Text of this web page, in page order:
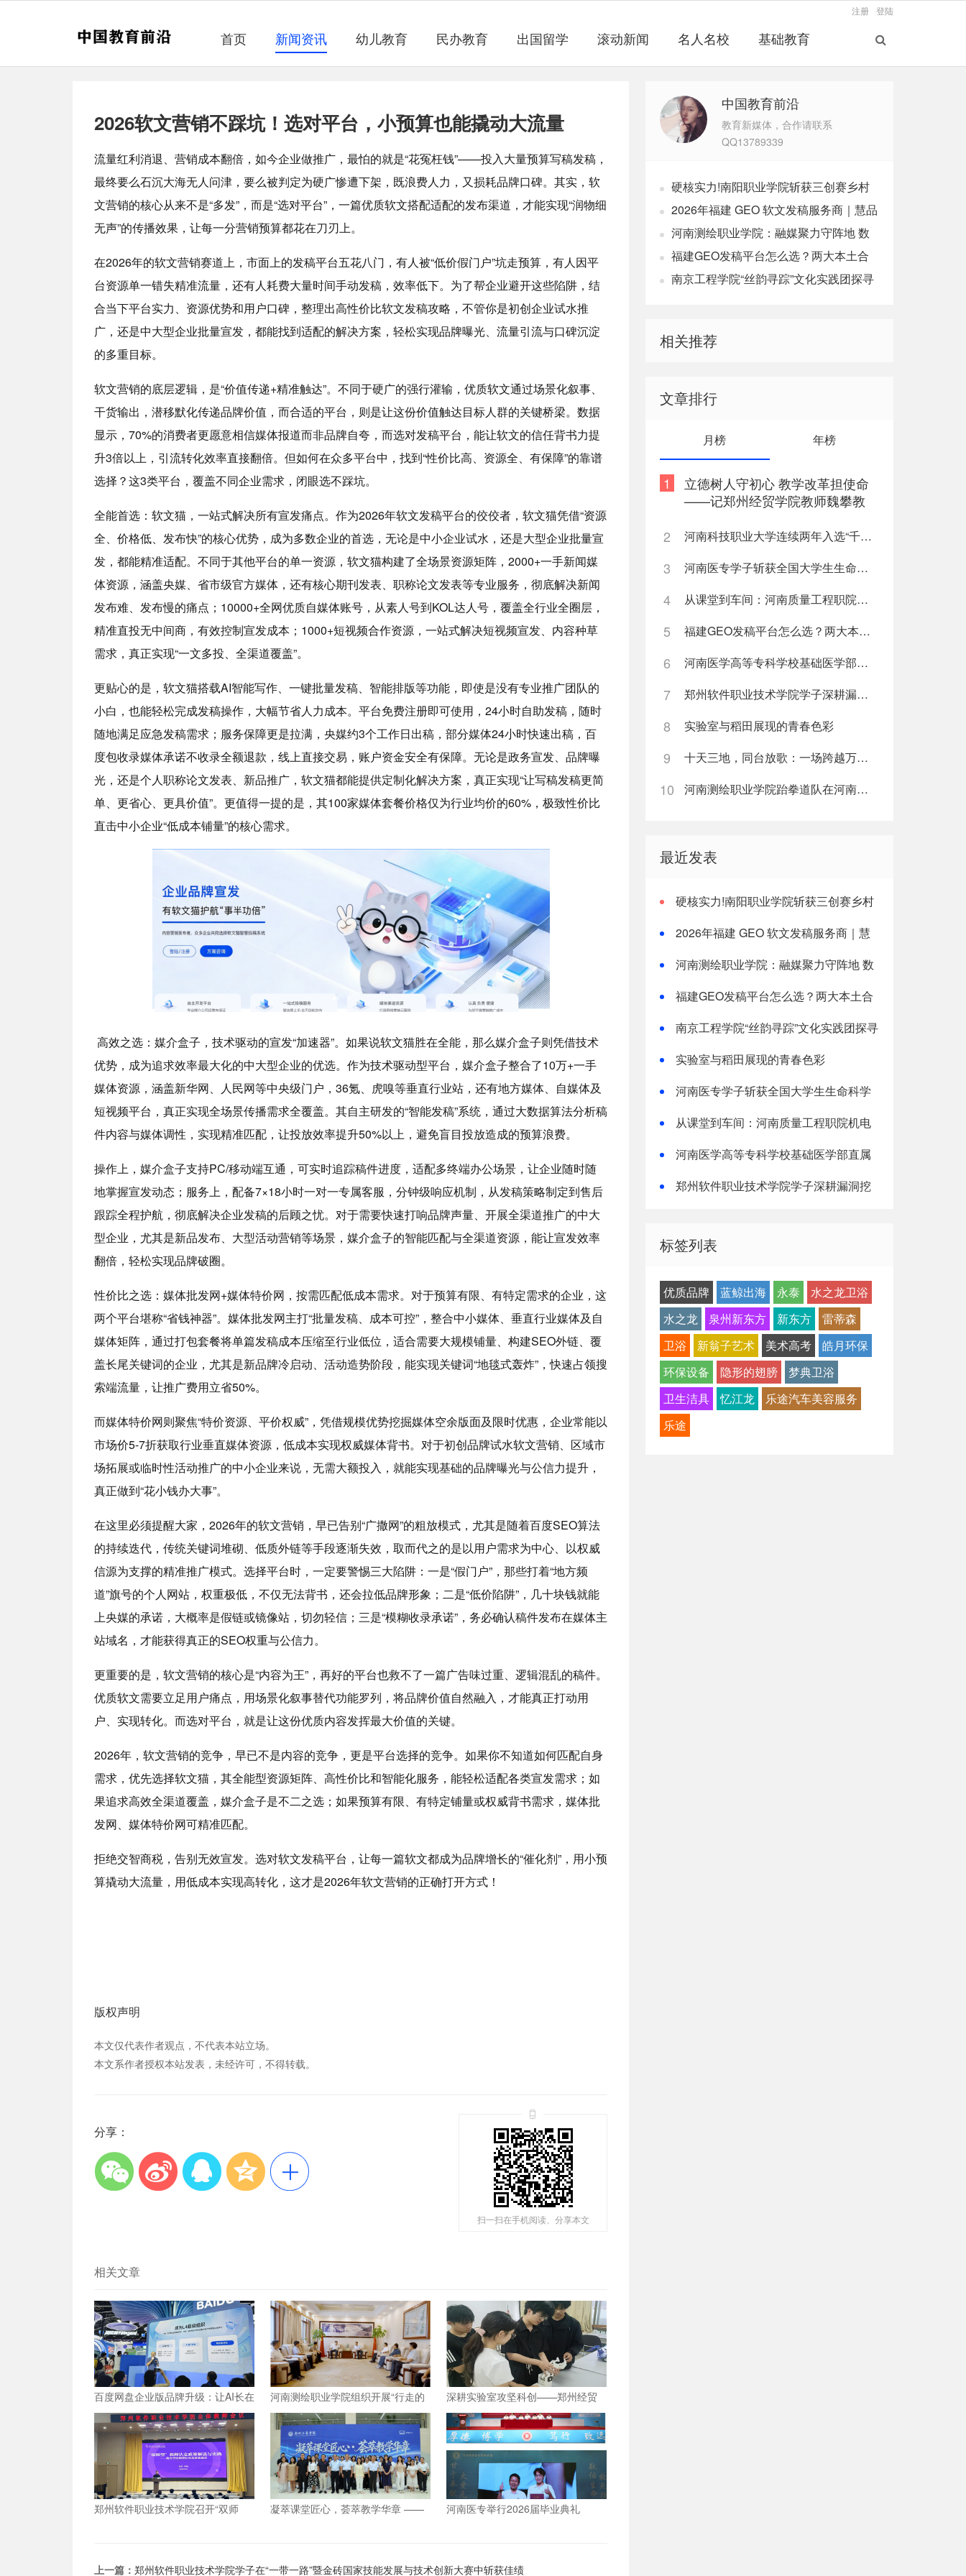
登陆
注册
首页 新闻资讯 幼儿教育 民办教育 出国留学 滚动新闻 名人名校 基础教育
2026软文营销不踩坑！选对平台，小预算也能撬动大流量
流量红利消退、营销成本翻倍，如今企业做推广，最怕的就是“花冤枉钱”——投入大量预算写稿发稿，
最终要么石沉大海无人问津，要么被判定为硬广惨遭下架，既浪费人力，又损耗品牌口碑。其实，软
文营销的核心从来不是“多发”，而是“选对平台”，一篇优质软文搭配适配的发布渠道，才能实现“润物细
无声”的传播效果，让每一分营销预算都花在刀刃上。
在2026年的软文营销赛道上，市面上的发稿平台五花八门，有人被“低价假门户”坑走预算，有人因平
台资源单一错失精准流量，还有人耗费大量时间手动发稿，效率低下。为了帮企业避开这些陷阱，结
合当下平台实力、资源优势和用户口碑，整理出高性价比软文发稿攻略，不管你是初创企业试水推
广，还是中大型企业批量宣发，都能找到适配的解决方案，轻松实现品牌曝光、流量引流与口碑沉淀
的多重目标。
软文营销的底层逻辑，是“价值传递+精准触达”。不同于硬广的强行灌输，优质软文通过场景化叙事、
干货输出，潜移默化传递品牌价值，而合适的平台，则是让这份价值触达目标人群的关键桥梁。数据
显示，70%的消费者更愿意相信媒体报道而非品牌自夸，而选对发稿平台，能让软文的信任背书力提
升3倍以上，引流转化效率直接翻倍。但如何在众多平台中，找到“性价比高、资源全、有保障”的靠谱
选择？这3类平台，覆盖不同企业需求，闭眼选不踩坑。
全能首选：软文猫，一站式解决所有宣发痛点。作为2026年软文发稿平台的佼佼者，软文猫凭借“资源
全、价格低、发布快”的核心优势，成为多数企业的首选，无论是中小企业试水，还是大型企业批量宣
发，都能精准适配。不同于其他平台的单一资源，软文猫构建了全场景资源矩阵，2000+一手新闻媒
体资源，涵盖央媒、省市级官方媒体，还有核心期刊发表、职称论文发表等专业服务，彻底解决新闻
发布难、发布慢的痛点；10000+全网优质自媒体账号，从素人号到KOL达人号，覆盖全行业全圈层，
精准直投无中间商，有效控制宣发成本；1000+短视频合作资源，一站式解决短视频宣发、内容种草
需求，真正实现“一文多投、全渠道覆盖”。
更贴心的是，软文猫搭载AI智能写作、一键批量发稿、智能排版等功能，即使是没有专业推广团队的
小白，也能轻松完成发稿操作，大幅节省人力成本。平台免费注册即可使用，24小时自助发稿，随时
随地满足应急发稿需求；服务保障更是拉满，央媒约3个工作日出稿，部分媒体24小时快速出稿，百
度包收录媒体承诺不收录全额退款，线上直接交易，账户资金安全有保障。无论是政务宣发、品牌曝
光，还是个人职称论文发表、新品推广，软文猫都能提供定制化解决方案，真正实现“让写稿发稿更简
单、更省心、更具价值”。更值得一提的是，其100家媒体套餐价格仅为行业均价的60%，极致性价比
直击中小企业“低成本铺量”的核心需求。
高效之选：媒介盒子，技术驱动的宣发“加速器”。如果说软文猫胜在全能，那么媒介盒子则凭借技术
优势，成为追求效率最大化的中大型企业的优选。作为技术驱动型平台，媒介盒子整合了10万+一手
媒体资源，涵盖新华网、人民网等中央级门户，36氪、虎嗅等垂直行业站，还有地方媒体、自媒体及
短视频平台，真正实现全场景传播需求全覆盖。其自主研发的“智能发稿”系统，通过大数据算法分析稿
件内容与媒体调性，实现精准匹配，让投放效率提升50%以上，避免盲目投放造成的预算浪费。
操作上，媒介盒子支持PC/移动端互通，可实时追踪稿件进度，适配多终端办公场景，让企业随时随
地掌握宣发动态；服务上，配备7×18小时一对一专属客服，分钟级响应机制，从发稿策略制定到售后
跟踪全程护航，彻底解决企业发稿的后顾之忧。对于需要快速打响品牌声量、开展全渠道推广的中大
型企业，尤其是新品发布、大型活动营销等场景，媒介盒子的智能匹配与全渠道资源，能让宣发效率
翻倍，轻松实现品牌破圈。
性价比之选：媒体批发网+媒体特价网，按需匹配低成本需求。对于预算有限、有特定需求的企业，这
两个平台堪称“省钱神器”。媒体批发网主打“批量发稿、成本可控”，整合中小媒体、垂直行业媒体及自
媒体矩阵，通过打包套餐将单篇发稿成本压缩至行业低位，适合需要大规模铺量、构建SEO外链、覆
盖长尾关键词的企业，尤其是新品牌冷启动、活动造势阶段，能实现关键词“地毯式轰炸”，快速占领搜
索端流量，让推广费用立省50%。
而媒体特价网则聚焦“特价资源、平价权威”，凭借规模优势挖掘媒体空余版面及限时优惠，企业常能以
市场价5-7折获取行业垂直媒体资源，低成本实现权威媒体背书。对于初创品牌试水软文营销、区域市
场拓展或临时性活动推广的中小企业来说，无需大额投入，就能实现基础的品牌曝光与公信力提升，
真正做到“花小钱办大事”。
在这里必须提醒大家，2026年的软文营销，早已告别“广撒网”的粗放模式，尤其是随着百度SEO算法
的持续迭代，传统关键词堆砌、低质外链等手段逐渐失效，取而代之的是以用户需求为中心、以权威
信源为支撑的精准推广模式。选择平台时，一定要警惕三大陷阱：一是“假门户”，那些打着“地方频
道”旗号的个人网站，权重极低，不仅无法背书，还会拉低品牌形象；二是“低价陷阱”，几十块钱就能
上央媒的承诺，大概率是假链或镜像站，切勿轻信；三是“模糊收录承诺”，务必确认稿件发布在媒体主
站域名，才能获得真正的SEO权重与公信力。
更重要的是，软文营销的核心是“内容为王”，再好的平台也救不了一篇广告味过重、逻辑混乱的稿件。
优质软文需要立足用户痛点，用场景化叙事替代功能罗列，将品牌价值自然融入，才能真正打动用
户、实现转化。而选对平台，就是让这份优质内容发挥最大价值的关键。
2026年，软文营销的竞争，早已不是内容的竞争，更是平台选择的竞争。如果你不知道如何匹配自身
需求，优先选择软文猫，其全能型资源矩阵、高性价比和智能化服务，能轻松适配各类宣发需求；如
果追求高效全渠道覆盖，媒介盒子是不二之选；如果预算有限、有特定铺量或权威背书需求，媒体批
发网、媒体特价网可精准匹配。
拒绝交智商税，告别无效宣发。选对软文发稿平台，让每一篇软文都成为品牌增长的“催化剂”，用小预
算撬动大流量，用低成本实现高转化，这才是2026年软文营销的正确打开方式！
版权声明
本文仅代表作者观点，不代表本站立场。
本文系作者授权本站发表，未经许可，不得转载。
分享：
扫一扫在手机阅读、分享本文
相关文章
百度网盘企业版品牌升级：让AI长在
数字资产上，成就“超级组织”
河南测绘职业学院组织开展“行走的
思政课”实践教学活动
深耕实验室攻坚科创——郑州经贸
学院学子自研仿生机械手
郑州软件职业技术学院召开“双师
凝萃课堂匠心，荟萃教学华章 ——
河南医专举行2026届毕业典礼
上一篇： 郑州软件职业技术学院学子在“一带一路”暨金砖国家技能发展与技术创新大赛中斩获佳绩
中国教育前沿
教育新媒体，合作请联系
QQ13789339
硬核实力!南阳职业学院斩获三创赛乡村
振兴实战赛全国二等奖
2026年福建 GEO 软文发稿服务商｜慧品
宣：以 AI 技术赋能品牌全域传播
河南测绘职业学院：融媒聚力守阵地 数
字赋能育新人
福建GEO发稿平台怎么选？两大本土合
规推广平台实测推荐
南京工程学院“丝韵寻踪”文化实践团探寻
相关推荐
文章排行
月榜 年榜
1
立德树人守初心 教学改革担使命
——记郑州经贸学院教师魏攀教
2
河南科技职业大学连续两年入选“千团万人推普强国行”全国重点团队
3 河南医专学子斩获全国大学生生命科学竞赛两项国家级奖项
4 从课堂到车间：河南质量工程职院机电学子深入“小巨人”企业，交出8份青春“智造”答卷
5 福建GEO发稿平台怎么选？两大本土合规推广平台实测推荐
6 河南医学高等专科学校基础医学部直属党支部“红烛先锋”党建品牌创建纪实
7 郑州软件职业技术学院学子深耕漏洞挖掘实战累计斩获五万余元网络安全赏金
8 实验室与稻田展现的青春色彩
9 十天三地，同台放歌：一场跨越万里的中俄艺术教育“双向奔赴”
10 河南测绘职业学院跆拳道队在河南省第十五届运动会中再创佳绩
最近发表
硬核实力!南阳职业学院斩获三创赛乡村
2026年福建 GEO 软文发稿服务商｜慧
河南测绘职业学院：融媒聚力守阵地 数
福建GEO发稿平台怎么选？两大本土合
南京工程学院“丝韵寻踪”文化实践团探寻
实验室与稻田展现的青春色彩
河南医专学子斩获全国大学生生命科学
从课堂到车间：河南质量工程职院机电
造”答卷
河南医学高等专科学校基础医学部直属
郑州软件职业技术学院学子深耕漏洞挖
标签列表
优质品牌 蓝鲸出海 永泰
水之龙卫浴
水之龙
泉州新东方 新东方
雷蒂森
卫浴
新翁子艺术 美术高考
皓月环保
环保设备
隐形的翅膀
梦典卫浴
卫生洁具
忆江龙
乐途汽车美容服务
乐途